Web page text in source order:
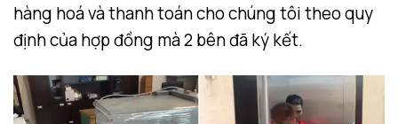
hàng hoá và thanh toán cho chúng tôi theo quy
định của hợp đồng mà 2 bên đã ký kết.